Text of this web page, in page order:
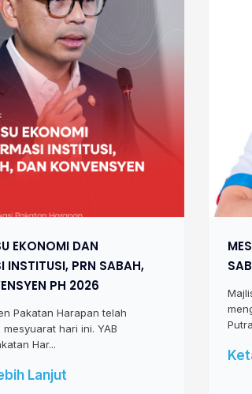
EKONOMI DAN
INSTITUSI, PRN SABAH,
PH 2026
Pakatan Harapan telah
hari ini. YAB
Har...
Lanjut